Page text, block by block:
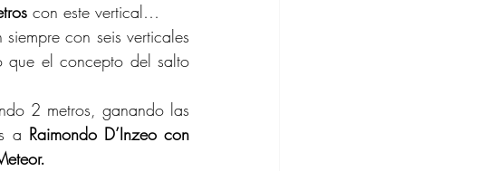
con este vertical…
con seis verticales
que el concepto del salto
2 metros, ganando las
a Raimondo D’Inzeo con